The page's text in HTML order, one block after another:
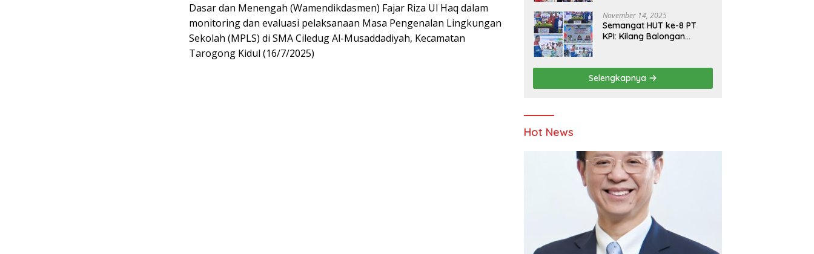
Dasar dan Menengah (Wamendikdasmen) Fajar Riza Ul Haq dalam
monitoring dan evaluasi pelaksanaan Masa Pengenalan Lingkungan
Sekolah (MPLS) di SMA Ciledug Al-Musaddadiyah, Kecamatan
Tarogong Kidul (16/7/2025)
November 14, 2025
Semangat HUT ke-8 PT
KPI: Kilang Balongan
Berbagi Bersama
Penyandang Disabilitas
dan Yayasan Pendidikan
Selengkapnya
Hot News